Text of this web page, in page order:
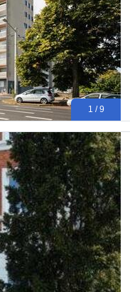
1 / 9